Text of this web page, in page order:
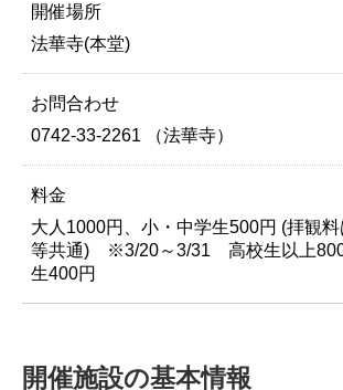
開催場所
法華寺(本堂)
お問合わせ
0742-33-2261 （法華寺）
料金
大人1000円、小・中学生500円 (拝観
等共通) ※3/20～3/31 高校生以上800
生400円
開催施設の基本情報